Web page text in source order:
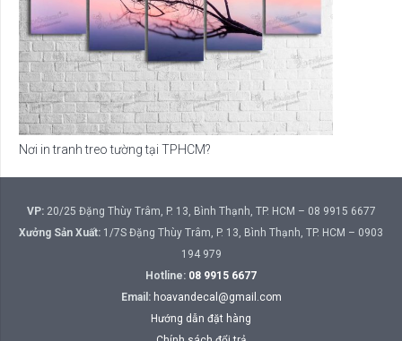
Nơi in tranh treo tường tại TPHCM?
VP:20/25 Đặng Thùy Trâm, P. 13, Bình Thạnh, TP. HCM – 08 9915 6677
Xưởng Sản Xuất: 1/7S Đặng Thùy Trâm, P. 13, Bình Thạnh, TP. HCM – 0903
194 979
Hotline: 08 9915 6677
Email: hoavandecal@gmail.com
Hướng dẫn đặt hàng